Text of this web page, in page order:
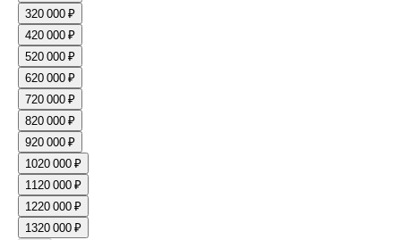
320 000 ₽
420 000 ₽
520 000 ₽
620 000 ₽
720 000 ₽
820 000 ₽
920 000 ₽
1020 000 ₽
1120 000 ₽
1220 000 ₽
1320 000 ₽